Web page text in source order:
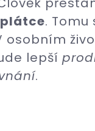
.
lepší
.